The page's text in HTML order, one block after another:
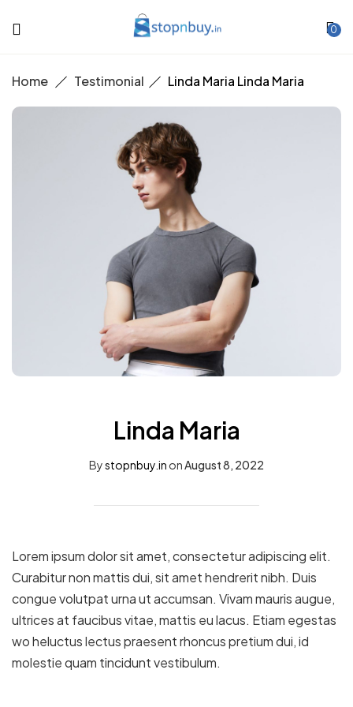
0
Home Testimonial Linda Maria Linda Maria
Linda Maria
Bystopnbuy.in onAugust 8, 2022
Lorem ipsum dolor sit amet, consectetur adipiscing elit.
Curabitur non mattis dui, sit amet hendrerit nibh. Duis
congue volutpat urna ut accumsan. Vivam mauris augue,
ultrices at faucibus vitae, mattis eu lacus. Etiam egestas
wo heluctus lectus praesent rhoncus pretium dui, id
molestie quam tincidunt vestibulum.